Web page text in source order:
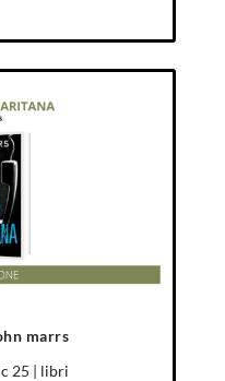
marrs
25 | libri